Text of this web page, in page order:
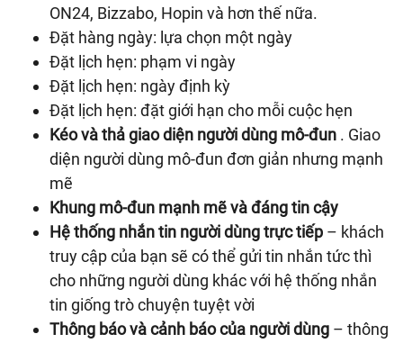
ON24, Bizzabo, Hopin và hơn thế nữa.
Đặt hàng ngày: lựa chọn một ngày
Đặt lịch hẹn: phạm vi ngày
Đặt lịch hẹn: ngày định kỳ
Đặt lịch hẹn: đặt giới hạn cho mỗi cuộc hẹn
Kéo và thả giao diện người dùng mô-đun . Giao
diện người dùng mô-đun đơn giản nhưng mạnh
mẽ
Khung mô-đun mạnh mẽ và đáng tin cậy
Hệ thống nhắn tin người dùng trực tiếp – khách
truy cập của bạn sẽ có thể gửi tin nhắn tức thì
cho những người dùng khác với hệ thống nhắn
tin giống trò chuyện tuyệt vời
Thông báo và cảnh báo của người dùng – thông